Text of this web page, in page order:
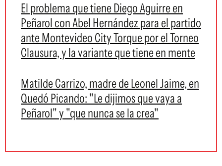
El problema que tiene Diego Aguirre en
Peñarol con Abel Hernández para el partido
ante Montevideo City Torque por el Torneo
Clausura, y la variante que tiene en mente
Matilde Carrizo, madre de Leonel Jaime, en
Quedó Picando: "Le dijimos que vaya a
Peñarol" y "que nunca se la crea"